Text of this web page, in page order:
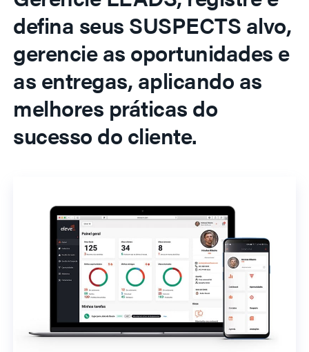
defina seus SUSPECTS alvo,
gerencie as oportunidades e
as entregas, aplicando as
melhores práticas do
sucesso do cliente.